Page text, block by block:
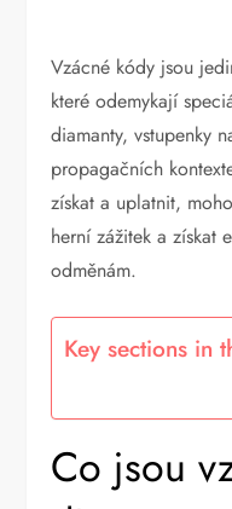
Vzácné kódy jsou
které odemykají
diamanty, vstupenky
propagačních
získat a uplatnit,
herní zážitek a získat
odměnám.
Key sections in
Co jsou